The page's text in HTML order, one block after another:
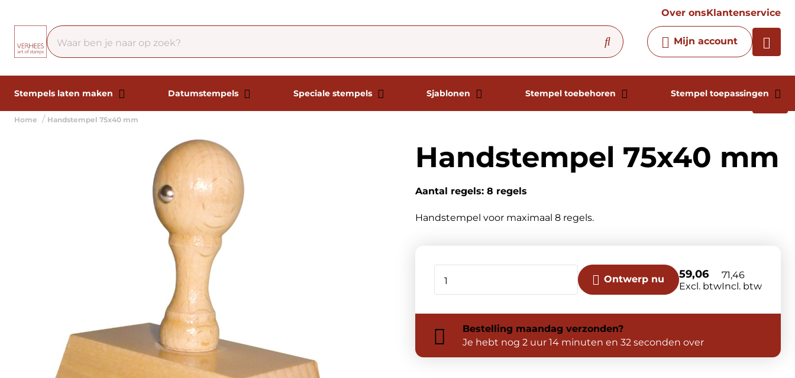
Over onsKlantenservice
Mijn account
Stempels laten maken Datumstempels Speciale stempels Sjablonen Stempel toebehoren Stempel toepassingen
Chatbot
Chat 24/7 met onze chatbot
voor hulp
Contact
Home Handstempel 75x40 mm
Handstempel 75x40 mm
Aantal regels: 8 regels
Handstempel voor maximaal 8 regels.
Ontwerp nu 59,06
Excl. btw
71,46
Incl. btw
Bestelling maandag verzonden?
Je hebt nog 2 uur 14 minuten en 31 seconden over